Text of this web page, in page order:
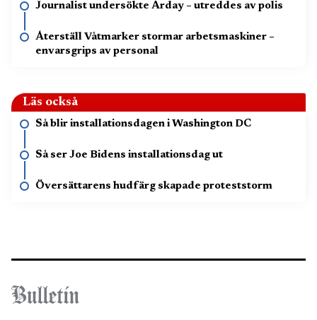
Journalist undersökte Arday – utreddes av polis
Återställ Våtmarker stormar arbetsmaskiner –
envarsgrips av personal
Läs också
Så blir installationsdagen i Washington DC
Så ser Joe Bidens installationsdag ut
Översättarens hudfärg skapade proteststorm